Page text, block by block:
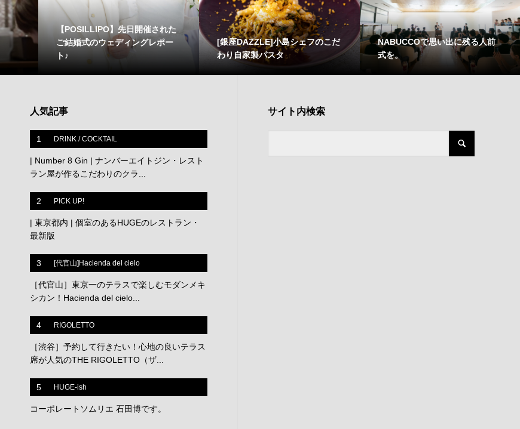
【POSILLIPO】先日開催された
ご結婚式のウェディングレポー
ト♪
[銀座DAZZLE]小島シェフのこだ
わり自家製パスタ
NABUCCOで思い出に残る人前
式を。
人気記事
1 DRINK / COCKTAIL
| Number 8 Gin | ナンバーエイトジン・レスト
ラン屋が作るこだわりのクラ...
2 PICK UP!
| 東京都内 | 個室のあるHUGEのレストラン・
最新版
3 [代官山]Hacienda del cielo
［代官山］東京一のテラスで楽しむモダンメキ
シカン！Hacienda del cielo...
4 RIGOLETTO
［渋谷］予約して行きたい！心地の良いテラス
席が人気のTHE RIGOLETTO（ザ...
5 HUGE-ish
コーポレートソムリエ 石田博です。
サイト内検索